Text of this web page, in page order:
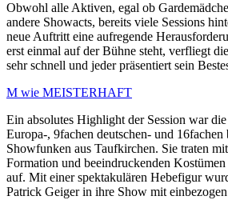
Obwohl alle Aktiven, egal ob
andere Showacts, bereits viele Sessions
neue Auftritt eine aufregende
erst einmal auf der Bühne steht, verfliegt
sehr schnell und jeder präsentiert sein
M wie MEISTERHAFT
Ein absolutes Highlight der Session war
Europa-, 9fachen deutschen- und
Showfunken aus Taufkirchen. Sie traten
Formation und beeindruckenden
auf. Mit einer spektakulären Hebefigur
Patrick Geiger in ihre Show mit